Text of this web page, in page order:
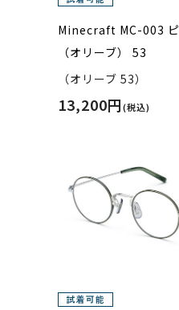
Minecraft MC-003
（オリーブ） 53
（オリーブ 53）
13,200円(税込)